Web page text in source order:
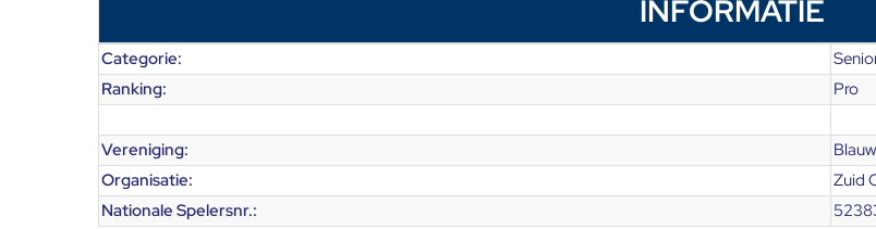
INFORMATIE
Categorie:
Ranking:
Pro
Vereniging:
Organisatie:
Zuid
Nationale Spelersnr.: